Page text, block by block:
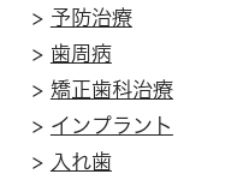
> 予防治療
> 歯周病
> 矯正歯科治療
> インプラント
> 入れ歯